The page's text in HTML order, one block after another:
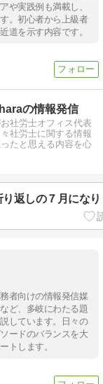
や実践例も満載し、
。初心者から上級者
道を示す内容です。
の情報発信
社労士オフィス代表
社労士に関する情報
たと思える内容を心
り返しの７月にな
者向けの情報発信媒
ど、多岐にわたる題
しています。日々の
ードのバランスを大
トします。